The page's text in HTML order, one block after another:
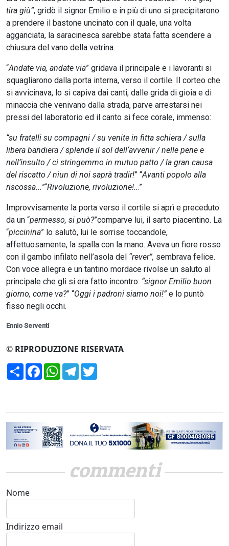
tira giù”, gridò il signor Emilio e in più di uno si precipitarono
a prendere il bastone uncinato con il quale, una volta
agganciata, la saracinesca sarebbe stata fatta scendere a
chiusura del vano della vetrina.
“Andate via, andate via” gridava il principale e i lavoranti si
squagliarono dalla porta interna, verso il cortile. Il corteo che
si avvicinava, lo si capiva dai canti, dalle grida di gioia e di
minaccia che venivano dalla strada, parve arrestarsi nei
pressi del laboratorio ed il canto si fece corale, immenso:
“su fratelli su compagni / su venite in fitta schiera / sulla
libera bandiera / splende il sol dell‘avvenir / nelle pene e
nell’insulto / ci stringemmo in mutuo patto / la gran causa
del riscatto / niun di noi saprà tradir!” “Avanti popolo alla
riscossa...”“Rivoluzione, rivoluzione!...”
Improvvisamente la porta verso il cortile si aprì e preceduto
da un “permesso, si può?”comparve lui, il sarto piacentino. La
“piccinina” lo salutò, lui le sorrise toccandole,
affettuosamente, la spalla con la mano. Aveva un fiore rosso
con il gambo infilato nell’asola del “rever”, sembrava felice.
Con voce allegra e un tantino mordace rivolse un saluto al
principale che gli si era fatto incontro: “signor Emilio buon
giorno, come va?” “Oggi i padroni siamo noi!” e lo puntò
fisso negli occhi.
Ennio Serventi
© RIPRODUZIONE RISERVATA
CondividiFacebookWhatsApp
Telegram
commenti
Nome
Indirizzo email